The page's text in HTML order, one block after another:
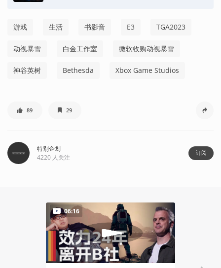
游戏 生活 书影音 E3 TGA2023
动视暴雪 白金工作室 微软收购动视暴雪
神谷英树 Bethesda Xbox Game Studios
89 29
特别企划
4220 人关注
订阅
06:16